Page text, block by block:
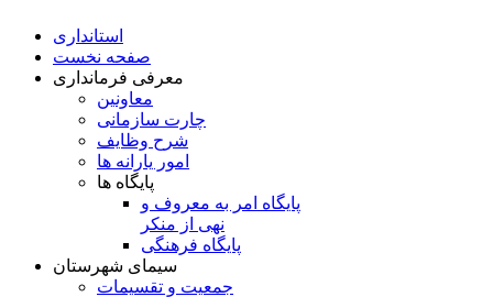
استانداری
صفحه نخست
معرفی فرمانداری
معاونین
چارت سازمانی
شرح وظایف
امور یارانه ها
پایگاه ها
پایگاه امر به معروف و
نهی از منکر
پایگاه فرهنگی
سیمای شهرستان
جمعیت و تقسیمات